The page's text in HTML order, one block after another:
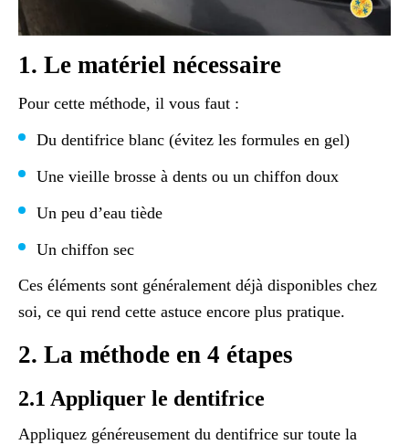
1. Le matériel nécessaire
Pour cette méthode, il vous faut :
Du dentifrice blanc (évitez les formules en gel)
Une vieille brosse à dents ou un chiffon doux
Un peu d’eau tiède
Un chiffon sec
Ces éléments sont généralement déjà disponibles chez
soi, ce qui rend cette astuce encore plus pratique.
2. La méthode en 4 étapes
2.1 Appliquer le dentifrice
Appliquez généreusement du dentifrice sur toute la